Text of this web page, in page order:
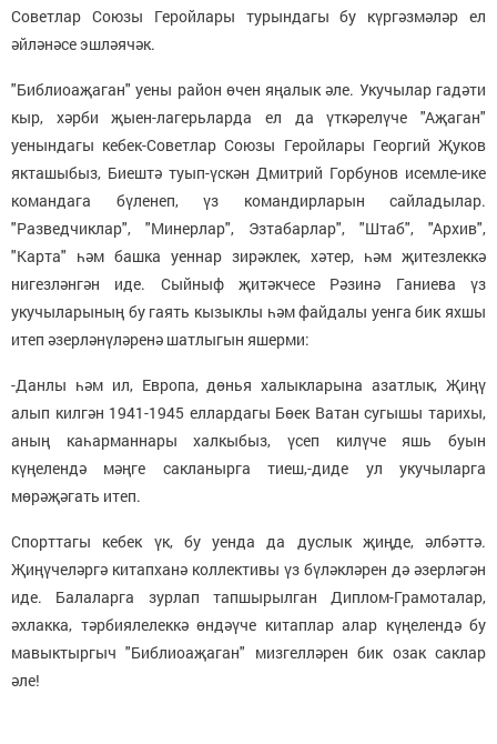
Советлар Союзы Геройлары турындагы бу күргәзмәләр ел
әйләнәсе эшләячәк.
"Библиоаҗаган" уены район өчен яңалык әле. Укучылар гадәти
кыр, хәрби җыен-лагерьларда ел да үткәрелүче "Аҗаган"
уенындагы кебек-Советлар Союзы Геройлары Георгий Җуков
якташыбыз, Биештә туып-үскән Дмитрий Горбунов исемле-ике
командага бүленеп, үз командирларын сайладылар.
"Разведчиклар", "Минерлар", Эзтабарлар", "Штаб", "Архив",
"Карта" һәм башка уеннар зирәклек, хәтер, һәм җитезлеккә
нигезләнгән иде. Сыйныф җитәкчесе Рәзинә Ганиева үз
укучыларының бу гаять кызыклы һәм файдалы уенга бик яхшы
итеп әзерләнүләренә шатлыгын яшерми:
-Данлы һәм ил, Европа, дөнья халыкларына азатлык, Җиңү
алып килгән 1941-1945 еллардагы Бөек Ватан сугышы тарихы,
аның каһарманнары халкыбыз, үсеп килүче яшь буын
күңелендә мәңге сакланырга тиеш,-диде ул укучыларга
мөрәҗәгать итеп.
Спорттагы кебек үк, бу уенда да дуслык җиңде, әлбәттә.
Җиңүчеләргә китапханә коллективы үз бүләкләрен дә әзерләгән
иде. Балаларга зурлап тапшырылган Диплом-Грамоталар,
әхлакка, тәрбиялелеккә өндәүче китаплар алар күңелендә бу
мавыктыргыч "Библиоаҗаган" мизгелләрен бик озак саклар
әле!